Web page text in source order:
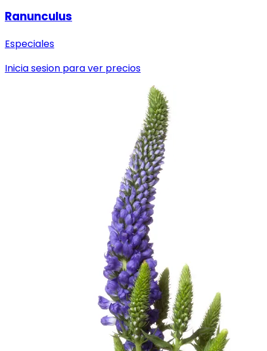
Ranunculus
Especiales
Inicia sesion para ver precios